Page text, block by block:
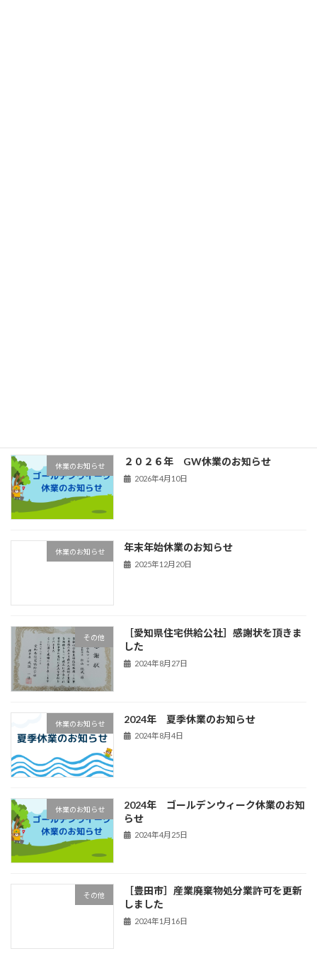
休業のお知らせ ２０２６年 GW休業のお知らせ
2026年4月10日
休業のお知らせ 年末年始休業のお知らせ
2025年12月20日
その他
［愛知県住宅供給公社］感謝状を頂きま
した
2024年8月27日
休業のお知らせ 2024年 夏季休業のお知らせ
2024年8月4日
休業のお知らせ
2024年 ゴールデンウィーク休業のお知
らせ
2024年4月25日
その他
［豊田市］産業廃棄物処分業許可を更新
しました
2024年1月16日